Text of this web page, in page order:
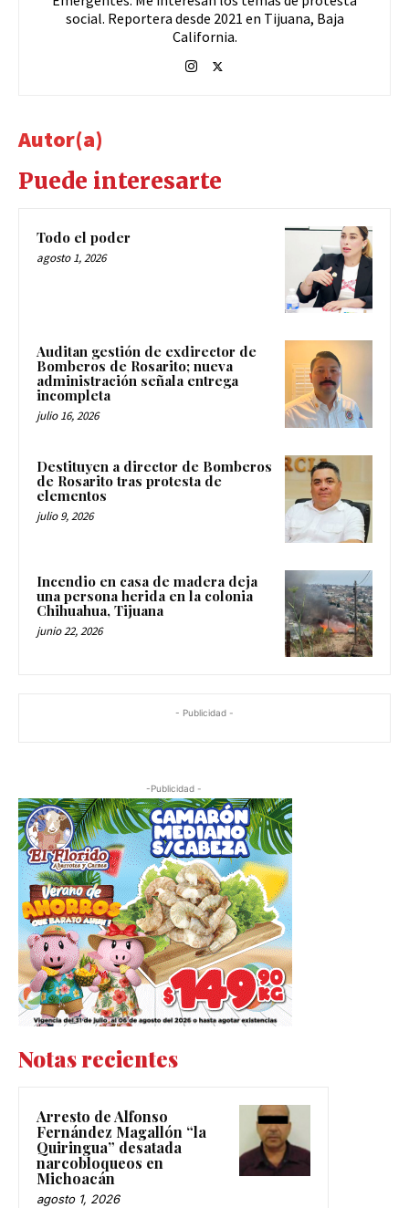
social. Reportera desde 2021 en Tijuana, Baja
California.
Autor(a)
Puede interesarte
Todo el poder
agosto 1, 2026
Auditan gestión de exdirector de
Bomberos de Rosarito; nueva
administración señala entrega
incompleta
julio 16, 2026
Destituyen a director de Bomberos
de Rosarito tras protesta de
elementos
julio 9, 2026
Incendio en casa de madera deja
una persona herida en la colonia
Chihuahua, Tijuana
junio 22, 2026
- Publicidad -
-Publicidad -
Notas recientes
Arresto de Alfonso
Fernández Magallón “la
Quiringua” desatada
narcobloqueos en
Michoacán
agosto 1, 2026